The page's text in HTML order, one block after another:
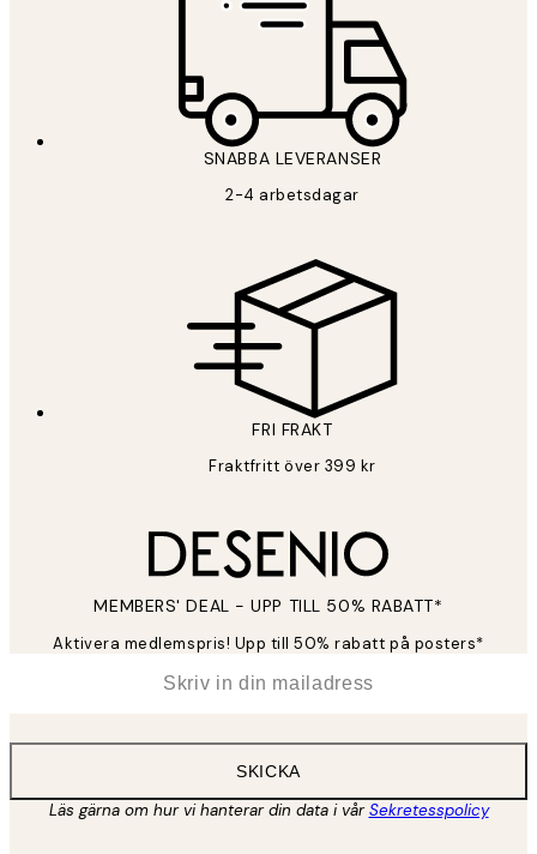
SNABBA LEVERANSER
2-4 arbetsdagar
FRI FRAKT
Fraktfritt över 399 kr
MEMBERS' DEAL - UPP TILL 50% RABATT*
Aktivera medlemspris! Upp till 50% rabatt på posters*
SKICKA
Läs gärna om hur vi hanterar din data i vårSekretesspolicy